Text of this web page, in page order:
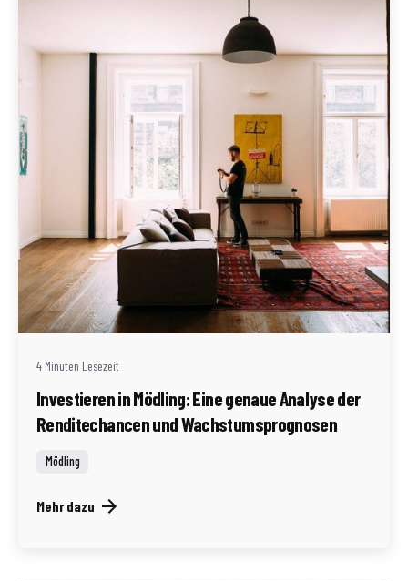
Geschrieben von
Redaktion Immofragen Bezirk Mödling (AT)
4 Minuten Lesezeit
Investieren in Mödling: Eine genaue Analyse der
Renditechancen und Wachstumsprognosen
Mödling
Mehr dazu